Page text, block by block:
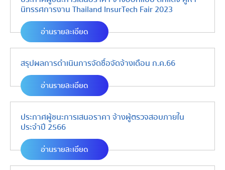
นิทรรศการงาน Thailand InsurTech Fair 2023
อ่านรายละเอียด
สรุปผลการดำเนินการจัดซื้อจัดจ้างเดือน ก.ค.66
อ่านรายละเอียด
ประกาศผู้ชนะการเสนอราคา จ้างผู้ตรวจสอบภายใน
ประจำปี 2566
อ่านรายละเอียด